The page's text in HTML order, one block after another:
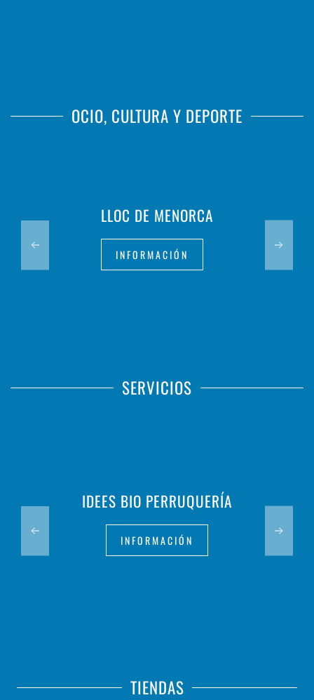
OCIO, CULTURA Y DEPORTE
LLOC DE MENORCA
INFORMACIÓN
SERVICIOS
IDEES BIO PERRUQUERÍA
INFORMACIÓN
TIENDAS